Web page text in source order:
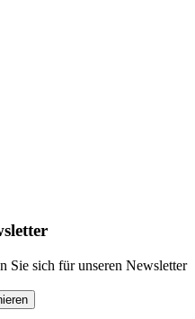
Sie sich für unseren Newsletter